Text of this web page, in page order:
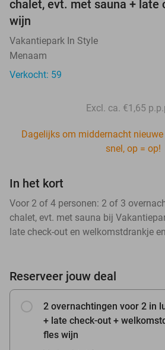
chalet, evt. met sauna + late
wijn
Vakantiepark In Style
Menaam
Verkocht: 59
Excl. ca. €1,65
Dagelijks om middernacht
snel, op = op!
In het kort
Voor 2 of 4 personen: 2 of 3
chalet, evt. met sauna bij
late check-out en welkomstdrankje
Reserveer jouw deal
2 overnachtingen voor 2 in
+ late check-out +
fles wijn